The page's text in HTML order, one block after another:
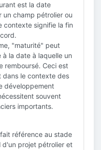
est la date
champ pétrolier ou
contexte signifie la fin
"maturité" peut
la date à laquelle un
remboursé. Ceci est
dans le contexte des
développement
souvent
importants.
référence au stade
projet pétrolier et